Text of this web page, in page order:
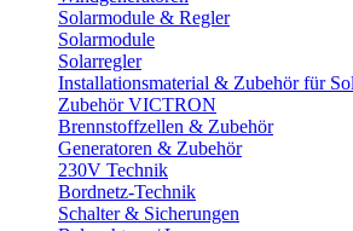
Solarmodule & Regler
Solarmodule
Solarregler
Installationsmaterial & Zubehör für
Zubehör VICTRON
Brennstoffzellen & Zubehör
Generatoren & Zubehör
230V Technik
Bordnetz-Technik
Schalter & Sicherungen